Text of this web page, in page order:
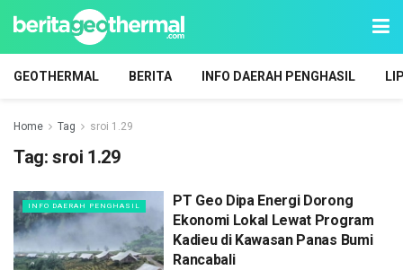
GEOTHERMAL BERITA INFO DAERAH PENGHASIL
Home Tag sroi 1.29
Tag: sroi 1.29
INFO DAERAH PENGHASIL
PT Geo Dipa Energi Dorong
Ekonomi Lokal Lewat Program
Kadieu di Kawasan Panas Bumi
Rancabali